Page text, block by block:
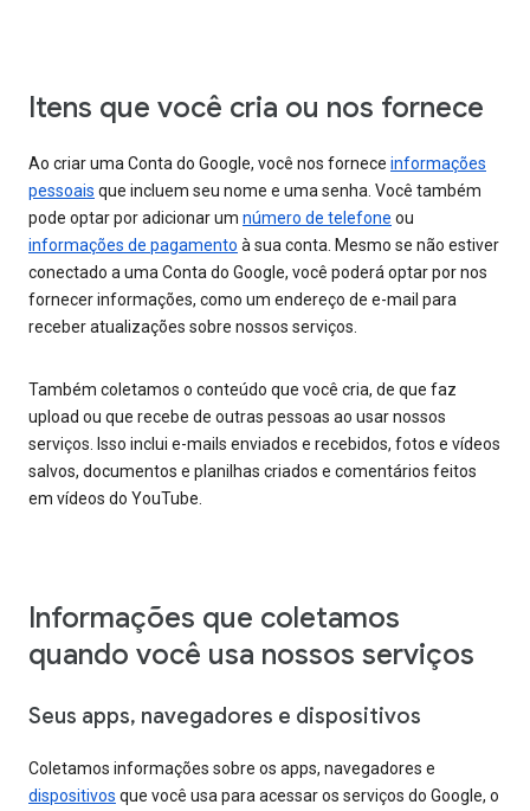
Itens que você cria ou nos fornece
Ao criar uma Conta do Google, você nos fornece informações
pessoais que incluem seu nome e uma senha. Você também
pode optar por adicionar um número de telefone ou
informações de pagamento à sua conta. Mesmo se não estiver
conectado a uma Conta do Google, você poderá optar por nos
fornecer informações, como um endereço de e-mail para
receber atualizações sobre nossos serviços.
Também coletamos o conteúdo que você cria, de que faz
upload ou que recebe de outras pessoas ao usar nossos
serviços. Isso inclui e-mails enviados e recebidos, fotos e vídeos
salvos, documentos e planilhas criados e comentários feitos
em vídeos do YouTube.
Informações que coletamos
quando você usa nossos serviços
Seus apps, navegadores e dispositivos
Coletamos informações sobre os apps, navegadores e
dispositivos que você usa para acessar os serviços do Google, o